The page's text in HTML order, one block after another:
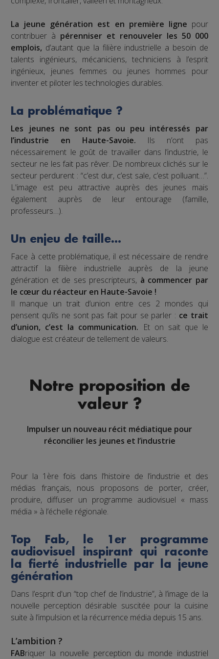
La jeune génération est en première ligne pour
contribuer à pérenniser et renouveler les 50 000
emplois, d’autant que la filière industrielle a besoin de
talents ingénieurs, mécaniciens, techniciens à l’esprit
ingénieux, jeunes femmes ou jeunes hommes pour
inventer et piloter les technologies durables.
La problématique ?
Les jeunes ne sont pas ou peu intéressés par
l’industrie en Haute-Savoie. Ils n’ont pas
nécessairement le goût de travailler dans l’industrie, le
secteur ne les fait pas rêver. De nombreux clichés sur le
secteur perdurent : “c’est dur, c’est sale, c’est polluant…”.
L'image est peu attractive auprès des jeunes mais
également auprès de leur entourage (famille,
professeurs…).
Un enjeu de taille…
Face à cette problématique, il est nécessaire de rendre
attractif la filière industrielle auprès de la jeune
génération et de ses prescripteurs, à commencer par
le cœur du réacteur en Haute-Savoie !
Il manque un trait d’union entre ces 2 mondes qui
pensent qu’ils ne sont pas fait pour se parler : ce trait
d’union, c’est la communication. Et on sait que le
dialogue est créateur de tellement de valeurs.
Notre proposition de
valeur ?
Impulser un nouveau récit médiatique pour
réconcilier les jeunes et l’industrie
Pour la 1ère fois dans l’histoire de l’industrie et des
médias français, nous proposons de porter, créer,
produire, diffuser un programme audiovisuel « mass
média » à l’échelle régionale.
Top Fab, le 1er programme
audiovisuel inspirant qui raconte
la fierté industrielle par la jeune
génération
Dans l’esprit d'un “top chef de l’industrie”, à l’image de la
nouvelle perception désirable suscitée pour la cuisine
suite à l’impulsion et la récurrence média depuis 15 ans.
L’ambition ?
FABriquer la nouvelle perception du monde industriel